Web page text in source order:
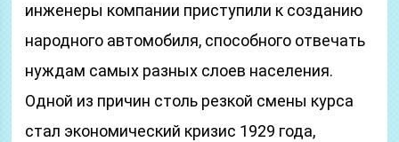
инженеры компании приступили к созданию
народного автомобиля, способного отвечать
нуждам самых разных слоев населения.
Одной из причин столь резкой смены курса
стал экономический кризис 1929 года,